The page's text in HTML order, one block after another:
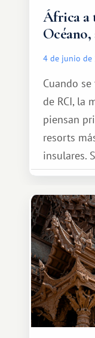
África a
4 de junio de
Cuando
de RCI, la
piensan
resorts
insulares.
de
amplias.
África, un
diferente.